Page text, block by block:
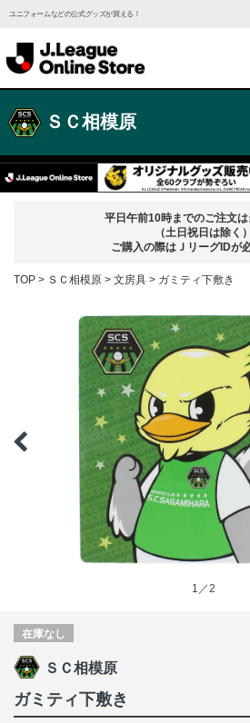
ユニフォームなどの公式グッズが買える！
ＳＣ相模原
平日午前10時までのご注文は
（土日祝日は除く）
ご購入の際はＪリーグIDが
TOP ＳＣ相模原 文房具 ガミティ下敷き
1／2
在庫なし
ＳＣ相模原
ガミティ下敷き